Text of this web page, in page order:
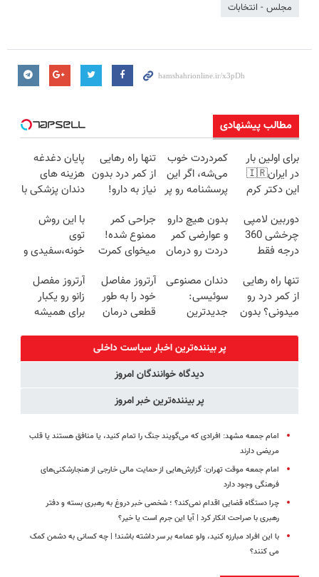
مجلس - انتخابات
مطالب پیشنهادی
برای اولین بار
در ایران🇮🇷
این دکتر کرم
روزه ساخت!
کمردردت خوب
می‌شه، اگر این
پرسشنامه رو پر
تنها راه رهایی
از کمر درد بدون
نیاز به دارو!
پایان دغدغه
هزینه های
دندان پزشکی با
کننده خانگی
دوربین لامپی
چرخشی 360
درجه فقط
🔥 پرداخت
درب منزل
بدون هیچ دارو
و عوارضی کمر
دردت رو درمان
(پرسش‌نامه)
جراحی کمر
ممنوع شده!
میخوای کمرت
درمان کنی؟
((پرسش‌نامه))
با این روش
توی
خونه،سفیدی و
برگردون
(40%off)
تنها راه رهایی
از کمر درد رو
میدونی؟ بدون
دندان مصنوعی
سوئیسی:
جدیدترین
سبک و مقاوم |
پرداخت قسطی
آرتروز مفاصل
خود را به طور
قطعی درمان
◗پرسش‌نامه◖
آرتروز مفصل
زانو رو یکبار
برای همیشه
پر بیننده‌ترین اخبار سیاست داخلی
دیدگاه خوانندگان امروز
پر بیننده‌ترین خبر امروز
امام جمعه مشهد: افرادی که می‌گویند جنگ را تمام کنید، یا منافق هستند یا قلب
مریضی دارند
امام جمعه موقت تهران: گزارش‌هایی از حمایت مالی خارجی از هنجارشکنی‌های
فرهنگی وجود دارد
چرا دستگاه قضایی اقدام نمی‌کند؟ ؛ شخصی خبر دروغ به رهبری بسته و دفتر
رهبری با صراحت انکار کرد | آیا این جرم است یا خیر؟
با این افراد مبارزه کنید، ولو عمامه بر سر داشته باشند! | چه کسانی به دشمن کمک
می کنند؟